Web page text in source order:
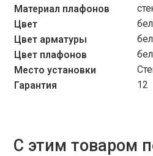
Материал плафонов
Цвет
Цвет арматуры
Цвет плафонов
Место установки
Гарантия
12
С этим товаром